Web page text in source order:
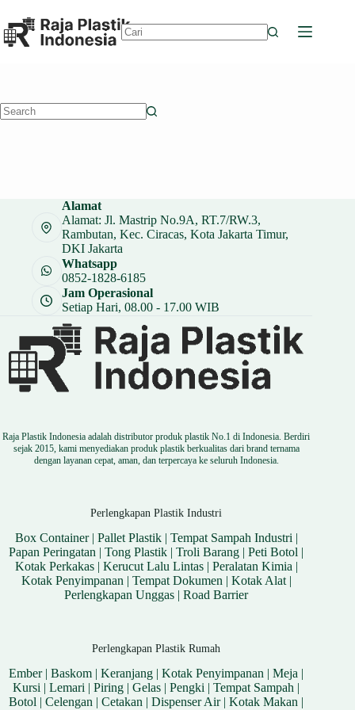
to
content
Alamat
Alamat: Jl. Mastrip No.9A, RT.7/RW.3,
Rambutan, Kec. Ciracas, Kota Jakarta Timur,
DKI Jakarta
Whatsapp
0852-1828-6185
Jam Operasional
Setiap Hari, 08.00 - 17.00 WIB
Raja Plastik Indonesia adalah distributor produk plastik No.1 di Indonesia. Berdiri
sejak 2015, kami menyediakan produk plastik berkualitas dari brand ternama
dengan layanan cepat, aman, dan terpercaya ke seluruh Indonesia.
Perlengkapan Plastik Industri
Box Container| Pallet Plastik| Tempat Sampah Industri |
Papan Peringatan |Tong Plastik |Troli Barang |Peti Botol |
Kotak Perkakas| Kerucut Lalu Lintas| Peralatan Kimia |
Kotak Penyimpanan | Tempat Dokumen | Kotak Alat|
Perlengkapan Unggas |Road Barrier
Perlengkapan Plastik Rumah
Ember|Baskom |Keranjang |Kotak Penyimpanan |Meja |
Kursi |Lemari |Piring |Gelas |Pengki |Tempat Sampah |
Botol |Celengan |Cetakan |Dispenser Air|Kotak Makan |